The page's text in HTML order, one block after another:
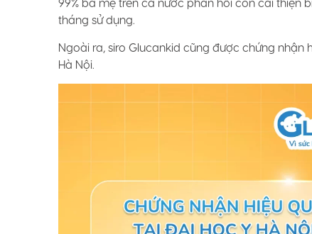
tháng sử dụng.
Ngoài ra, siro Glucankid cũng được chứng nhận
Hà Nội.